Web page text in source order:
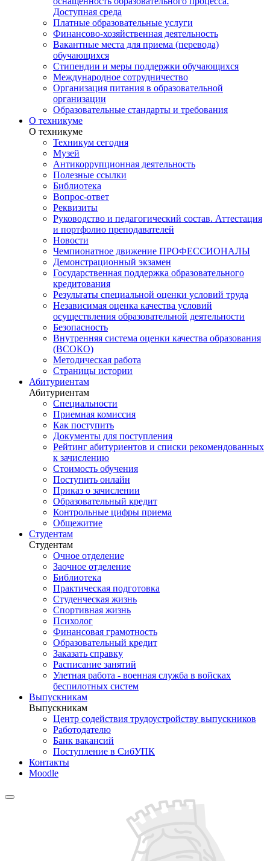
Доступная среда
Платные образовательные услуги
Финансово-хозяйственная деятельность
Вакантные места для приема (перевода)
обучающихся
Стипендии и меры поддержки обучающихся
Международное сотрудничество
Организация питания в образовательной
организации
Образовательные стандарты и требования
О техникуме
О техникуме
Техникум сегодня
Музей
Антикоррупционная деятельность
Полезные ссылки
Библиотека
Вопрос-ответ
Реквизиты
Руководство и педагогический состав. Аттестация
и портфолио преподавателей
Новости
Чемпионатное движение ПРОФЕССИОНАЛЫ
Демонстрационный экзамен
Государственная поддержка образовательного
кредитования
Результаты специальной оценки условий труда
Независимая оценка качества условий
осуществления образовательной деятельности
Безопасность
Внутренняя система оценки качества образования
(ВСОКО)
Методическая работа
Страницы истории
Абитуриентам
Абитуриентам
Специальности
Приемная комиссия
Как поступить
Документы для поступления
Рейтинг абитуриентов и списки рекомендованных
к зачислению
Стоимость обучения
Поступить онлайн
Приказ о зачислении
Образовательный кредит
Контрольные цифры приема
Общежитие
Студентам
Студентам
Очное отделение
Заочное отделение
Библиотека
Практическая подготовка
Студенческая жизнь
Спортивная жизнь
Психолог
Финансовая грамотность
Образовательный кредит
Заказать справку
Расписание занятий
Улетная работа - военная служба в войсках
беспилотных систем
Выпускникам
Выпускникам
Центр содействия трудоустройству выпускников
Работодателю
Банк вакансий
Поступление в СибУПК
Контакты
Moodle